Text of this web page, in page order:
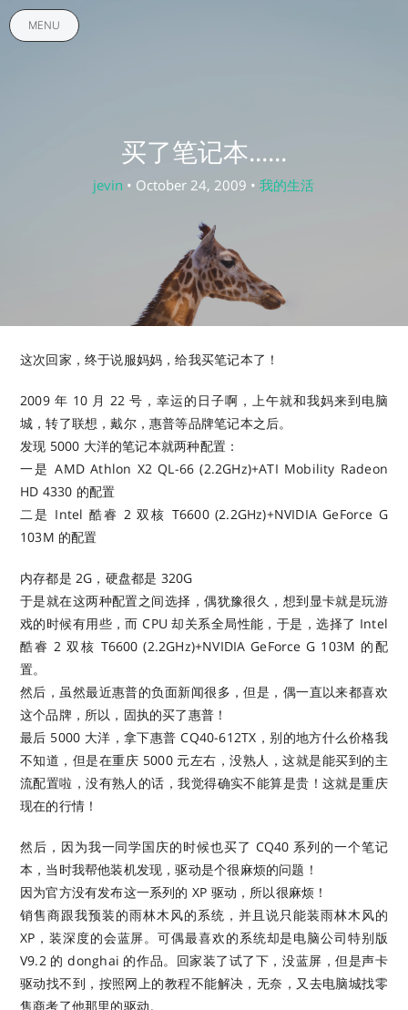
MENU
买了笔记本......
jevin • October 24, 2009 • 我的生活
这次回家，终于说服妈妈，给我买笔记本了！
2009 年 10 月 22 号，幸运的日子啊，上午就和我妈来到电脑
城，转了联想，戴尔，惠普等品牌笔记本之后。
发现 5000 大洋的笔记本就两种配置：
一是 AMD Athlon X2 QL-66 (2.2GHz)+ATI Mobility Radeon
HD 4330 的配置
二是 Intel 酷睿 2 双核 T6600 (2.2GHz)+NVIDIA GeForce G
103M 的配置
内存都是 2G，硬盘都是 320G
于是就在这两种配置之间选择，偶犹豫很久，想到显卡就是玩游
戏的时候有用些，而 CPU 却关系全局性能，于是，选择了 Intel
酷睿 2 双核 T6600 (2.2GHz)+NVIDIA GeForce G 103M 的配
置。
然后，虽然最近惠普的负面新闻很多，但是，偶一直以来都喜欢
这个品牌，所以，固执的买了惠普！
最后 5000 大洋，拿下惠普 CQ40-612TX，别的地方什么价格我
不知道，但是在重庆 5000 元左右，没熟人，这就是能买到的主
流配置啦，没有熟人的话，我觉得确实不能算是贵！这就是重庆
现在的行情！
然后，因为我一同学国庆的时候也买了 CQ40 系列的一个笔记
本，当时我帮他装机发现，驱动是个很麻烦的问题！
因为官方没有发布这一系列的 XP 驱动，所以很麻烦！
销售商跟我预装的雨林木风的系统，并且说只能装雨林木风的
XP，装深度的会蓝屏。可偶最喜欢的系统却是电脑公司特别版
V9.2 的 donghai 的作品。回家装了试了下，没蓝屏，但是声卡
驱动找不到，按照网上的教程不能解决，无奈，又去电脑城找零
售商考了他那里的驱动。